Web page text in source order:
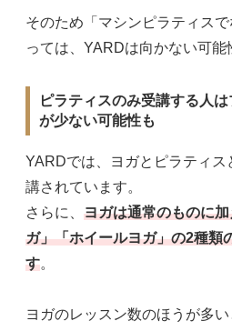
そのため「マシンピラティス
っては、YARDは向かない可能
ピラティスのみ受講する人
が少ない可能性も
YARDでは、ヨガとピラティス
講されています。
さらに、 ヨガは通常のものに
ガ」「ホイールヨガ」の2種類
す。
ヨガのレッスン数のほうが多い